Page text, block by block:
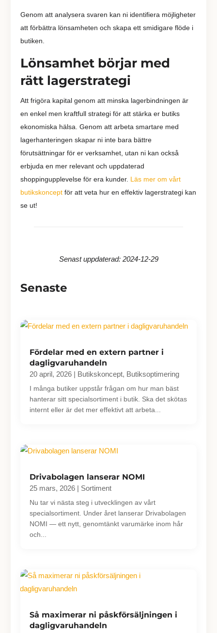
Genom att analysera svaren kan ni identifiera möjligheter
att förbättra lönsamheten och skapa ett smidigare flöde i
butiken.
Lönsamhet börjar med
rätt lagerstrategi
Att frigöra kapital genom att minska lagerbindningen är
en enkel men kraftfull strategi för att stärka er butiks
ekonomiska hälsa. Genom att arbeta smartare med
lagerhanteringen skapar ni inte bara bättre
förutsättningar för er verksamhet, utan ni kan också
erbjuda en mer relevant och uppdaterad
shoppingupplevelse för era kunder. Läs mer om vårt
butikskoncept för att veta hur en effektiv lagerstrategi kan
se ut!
Senast uppdaterad: 2024-12-29
Senaste
Fördelar med en extern partner i
dagligvaruhandeln
20 april, 2026 | Butikskoncept, Butiksoptimering
I många butiker uppstår frågan om hur man bäst
hanterar sitt specialsortiment i butik. Ska det skötas
internt eller är det mer effektivt att arbeta...
Drivabolagen lanserar NOMI
25 mars, 2026 | Sortiment
Nu tar vi nästa steg i utvecklingen av vårt
specialsortiment. Under året lanserar Drivabolagen
NOMI — ett nytt, genomtänkt varumärke inom hår
och...
Så maximerar ni påskförsäljningen i
dagligvaruhandeln